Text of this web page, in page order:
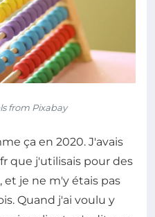
from Pixabay
ça en 2020. J'avais
que j'utilisais pour des
et je ne m'y étais pas
Quand j'ai voulu y